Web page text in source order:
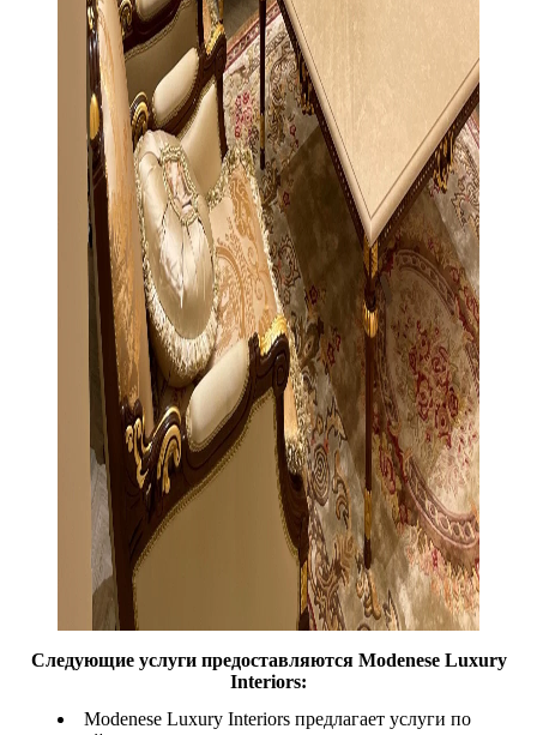
Следующие услуги предоставляются Modenese Luxury
Interiors:
Modenese Luxury Interiors предлагает услуги по